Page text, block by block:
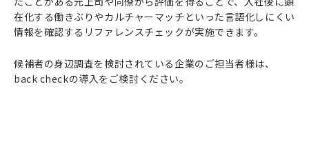
在化する働きぶりやカルチャーマッチといった言語化しにくい
情報を確認するリファレンスチェックが実施できます。
候補者の身辺調査を検討されている企業のご担当者様は、
back checkの導入をご検討ください。